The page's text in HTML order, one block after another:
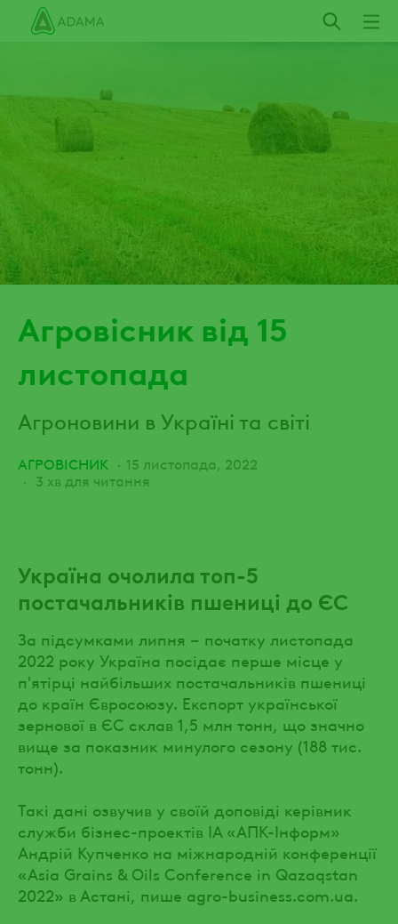
Пропустити
Агровісник від 15
листопада
Агроновини в Україні та світі
АГРОВІСНИК
15 листопада, 2022
3 хв для читання
Україна очолила топ-5
постачальників пшениці до ЄС
За підсумками липня – початку листопада
2022 року Україна посідає перше місце у
п'ятірці найбільших постачальників пшениці
до країн Євросоюзу. Експорт української
зернової в ЄС склав 1,5 млн тонн, що значно
вище за показник минулого сезону (188 тис.
тонн).
Такі дані озвучив у своїй доповіді керівник
служби бізнес-проектів ІА «АПК-Інформ»
Андрій Купченко на міжнародній конференції
«Asia Grains & Oils Conference in Qazaqstan
2022» в Астані, пише agro-business.com.ua.